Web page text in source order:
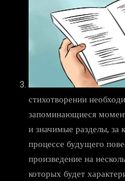
стихотворении
запоминающиеся
и значимые разделы, за
процессе будущего
произведение на
которых будет